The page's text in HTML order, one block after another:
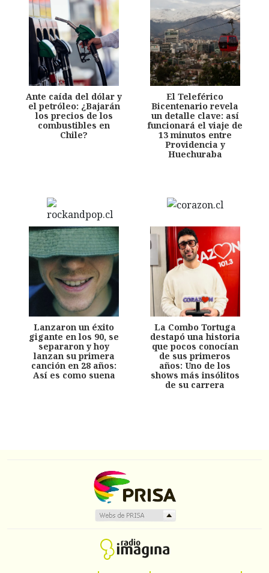
Ante caída del dólar y
el petróleo: ¿Bajarán
los precios de los
combustibles en
Chile?
El Teleférico
Bicentenario revela
un detalle clave: así
funcionará el viaje de
13 minutos entre
Providencia y
Huechuraba
Lanzaron un éxito
gigante en los 90, se
separaron y hoy
lanzan su primera
canción en 28 años:
Así es como suena
La Combo Tortuga
destapó una historia
que pocos conocían
de sus primeros
años: Uno de los
shows más insólitos
de su carrera